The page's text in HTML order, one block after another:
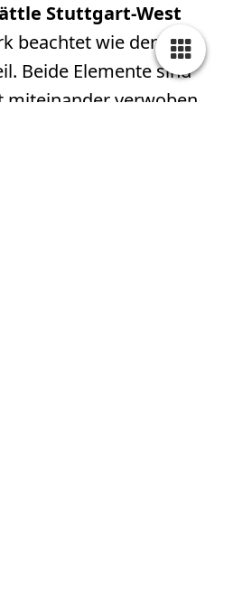
Stuttgart-West
beachtet wie der
Beide Elemente sind
miteinander verwoben.